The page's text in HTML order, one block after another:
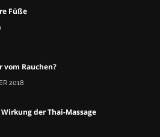
Füße
vom Rauchen?
2018
der Thai-Massage